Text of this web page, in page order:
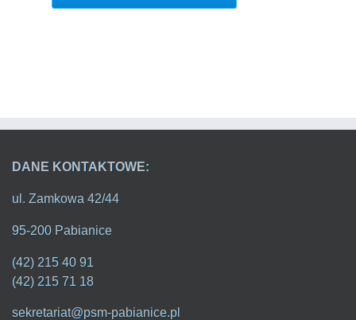
DANE KONTAKTOWE:
ul. Zamkowa 42/44
95-200 Pabianice
(42) 215 40 91
(42) 215 71 18
sekretariat@psm-pabianice.pl